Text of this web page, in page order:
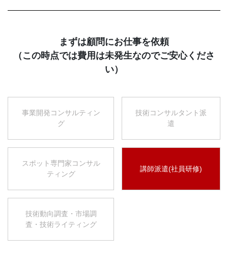
まずは顧問にお仕事を依頼
（この時点では費用は未発生なのでご安心くださ
い）
事業開発コンサルティン
グ
技術コンサルタント派
遣
スポット専門家コンサル
ティング
講師派遣(社員研修)
技術動向調査・市場調
査・技術ライティング